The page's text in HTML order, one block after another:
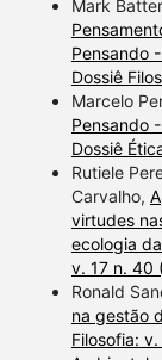
Mark
Pensando
Dossiê
Marcelo
Pensando
Dossiê
Rutiele
Carvalho,
virtudes
ecologia
v. 17 n. 40
Ronald
na gestão
Filosofia: